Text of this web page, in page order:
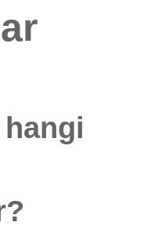
hangi